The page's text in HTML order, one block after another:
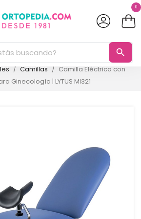
0
search
Camillas
Camilla Eléctrica con
Ginecología | LYTUS MI321